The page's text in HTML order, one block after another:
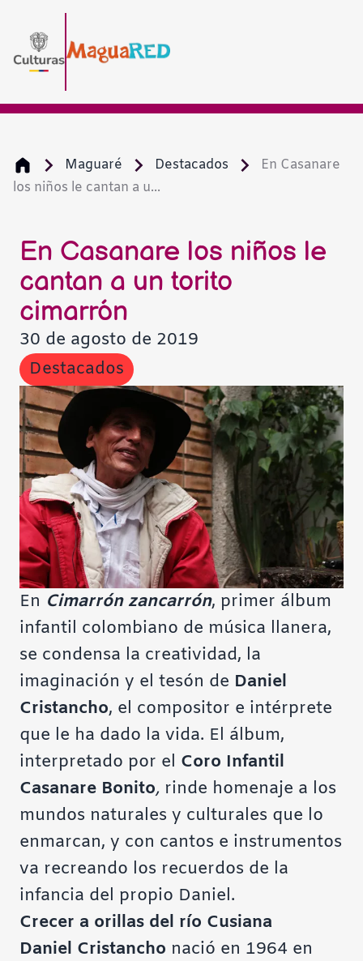
Maguaré Destacados
En Casanare
los niños le cantan a u...
En Casanare los niños le
cantan a un torito
cimarrón
30 de agosto de 2019
Destacados
En Cimarrón zancarrón, primer álbum
infantil colombiano de música llanera,
se condensa la creatividad, la
imaginación y el tesón de Daniel
Cristancho, el compositor e intérprete
que le ha dado la vida. El álbum,
interpretado por el Coro Infantil
Casanare Bonito, rinde homenaje a los
mundos naturales y culturales que lo
enmarcan, y con cantos e instrumentos
va recreando los recuerdos de la
infancia del propio Daniel.
Crecer a orillas del río Cusiana
Daniel Cristancho nació en 1964 en